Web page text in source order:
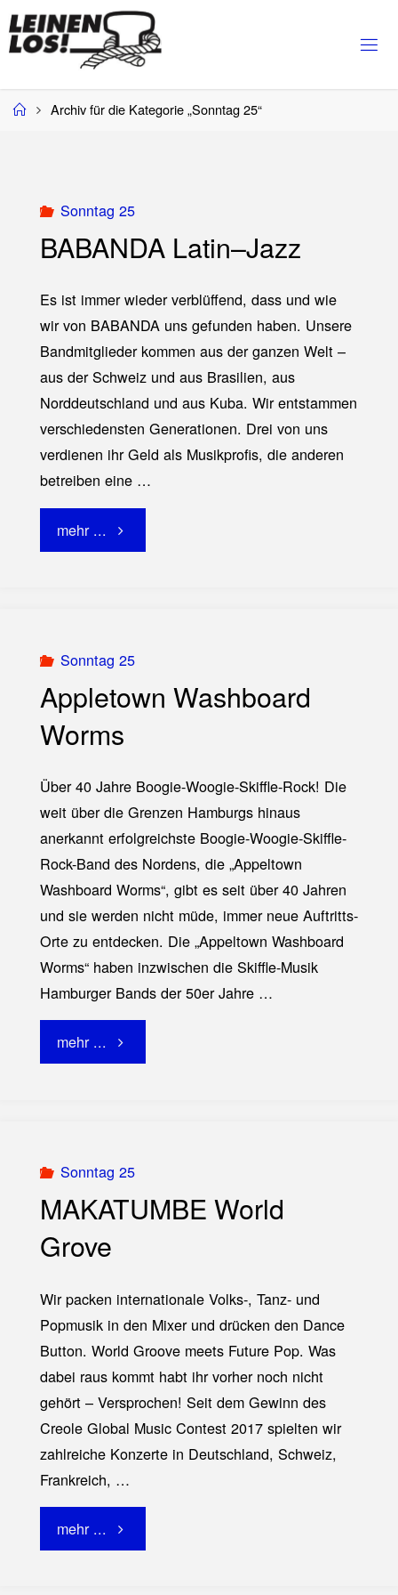
Zum
Inhalt
StartArchiv für die Kategorie „Sonntag 25“
Sonntag 25
BABANDA Latin–Jazz
Es ist immer wieder verblüffend, dass und wie
wir von BABANDA uns gefunden haben. Unsere
Bandmitglieder kommen aus der ganzen Welt –
aus der Schweiz und aus Brasilien, aus
Norddeutschland und aus Kuba. Wir entstammen
verschiedensten Generationen. Drei von uns
verdienen ihr Geld als Musikprofis, die anderen
betreiben eine …
mehr ... "BABANDA
Sonntag 25
Appletown Washboard
Worms
Über 40 Jahre Boogie-Woogie-Skiffle-Rock! Die
weit über die Grenzen Hamburgs hinaus
anerkannt erfolgreichste Boogie-Woogie-Skiffle-
Rock-Band des Nordens, die „Appeltown
Washboard Worms“, gibt es seit über 40 Jahren
und sie werden nicht müde, immer neue Auftritts-
Orte zu entdecken. Die „Appeltown Washboard
Worms“ haben inzwischen die Skiffle-Musik
Hamburger Bands der 50er Jahre …
mehr ... "Appletown
Sonntag 25
MAKATUMBE World
Grove
Wir packen internationale Volks-, Tanz- und
Popmusik in den Mixer und drücken den Dance
Button. World Groove meets Future Pop. Was
dabei raus kommt habt ihr vorher noch nicht
gehört – Versprochen! Seit dem Gewinn des
Creole Global Music Contest 2017 spielten wir
zahlreiche Konzerte in Deutschland, Schweiz,
Frankreich, …
mehr ... "MAKATUMBE